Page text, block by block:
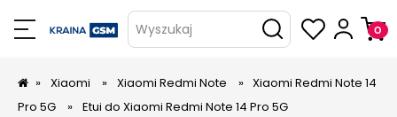
Wyszukaj
» Xiaomi » Xiaomi Redmi Note » Xiaomi Redmi Note 14
Pro 5G
» Etui do Xiaomi Redmi Note 14 Pro 5G